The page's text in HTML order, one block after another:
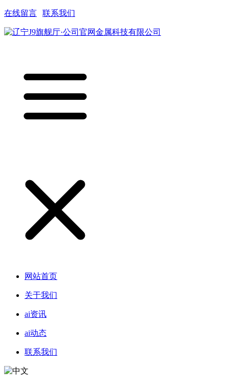
在线留言 联系我们
网站首页
关于我们
ai资讯
ai动态
联系我们